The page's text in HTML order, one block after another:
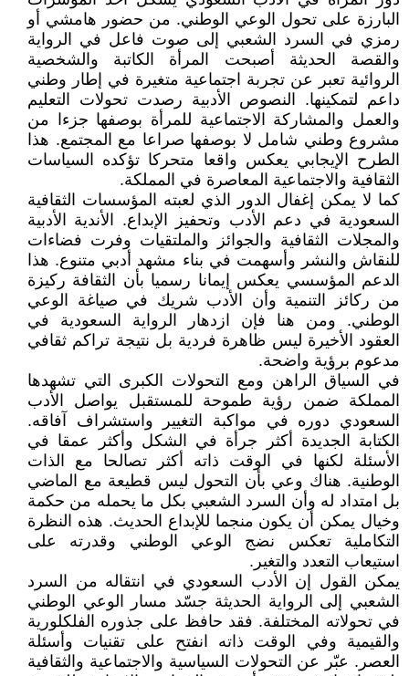
البارزة على تحول الوعي الوطني. من حضور هامشي أو
رمزي في السرد الشعبي إلى صوت فاعل في الرواية
والقصة الحديثة أصبحت المرأة الكاتبة والشخصية
الروائية تعبر عن تجربة اجتماعية متغيرة في إطار وطني
داعم لتمكينها. النصوص الأدبية رصدت تحولات التعليم
والعمل والمشاركة الاجتماعية للمرأة بوصفها جزءا من
مشروع وطني شامل لا بوصفها صراعا مع المجتمع. هذا
الطرح الإيجابي يعكس واقعا متحركا تؤكده السياسات
الثقافية والاجتماعية المعاصرة في المملكة.
كما لا يمكن إغفال الدور الذي لعبته المؤسسات الثقافية
السعودية في دعم الأدب وتحفيز الإبداع. الأندية الأدبية
والمجلات الثقافية والجوائز والملتقيات وفرت فضاءات
للنقاش والنشر وأسهمت في بناء مشهد أدبي متنوع. هذا
الدعم المؤسسي يعكس إيمانا رسميا بأن الثقافة ركيزة
من ركائز التنمية وأن الأدب شريك في صياغة الوعي
الوطني. ومن هنا فإن ازدهار الرواية السعودية في
العقود الأخيرة ليس ظاهرة فردية بل نتيجة تراكم ثقافي
مدعوم برؤية واضحة.
في السياق الراهن ومع التحولات الكبرى التي تشهدها
المملكة ضمن رؤية طموحة للمستقبل يواصل الأدب
السعودي دوره في مواكبة التغيير واستشراف آفاقه.
الكتابة الجديدة أكثر جرأة في الشكل وأكثر عمقا في
الأسئلة لكنها في الوقت ذاته أكثر تصالحا مع الذات
الوطنية. هناك وعي بأن التحول ليس قطيعة مع الماضي
بل امتداد له وأن السرد الشعبي بكل ما يحمله من حكمة
وخيال يمكن أن يكون منجما للإبداع الحديث. هذه النظرة
التكاملية تعكس نضج الوعي الوطني وقدرته على
استيعاب التعدد والتغير.
يمكن القول إن الأدب السعودي في انتقاله من السرد
الشعبي إلى الرواية الحديثة جسّد مسار الوعي الوطني
في تحولاته المختلفة. فقد حافظ على جذوره الفلكلورية
والقيمية وفي الوقت ذاته انفتح على تقنيات وأسئلة
العصر. عبّر عن التحولات السياسية والاجتماعية والثقافية